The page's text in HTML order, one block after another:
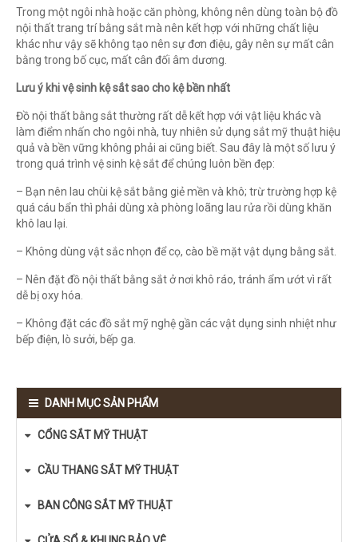
DANH MỤC SẢN PHẨM
CỔNG SẮT MỸ THUẬT
CẦU THANG SẮT MỸ THUẬT
BAN CÔNG SẮT MỸ THUẬT
Trong một ngôi nhà hoặc căn phòng, không nên dùng toàn bộ đồ
nội thất trang trí bằng sắt mà nên kết hợp với những chất liệu
khác như vậy sẽ không tạo nên sự đơn điệu, gây nên sự mất cân
bằng trong bố cục, mất cân đối âm dương.
Lưu ý khi vệ sinh kệ sắt sao cho kệ bền nhất
Đồ nội thất bằng sắt thường rất dễ kết hợp với vật liệu khác và
làm điểm nhấn cho ngôi nhà, tuy nhiên sử dụng sắt mỹ thuật hiệu
quả và bền vững không phải ai cũng biết. Sau đây là một số lưu ý
trong quá trình vệ sinh kệ sắt để chúng luôn bền đẹp:
– Bạn nên lau chùi kệ sắt bằng giẻ mền và khô; trừ trường hợp kệ
quá cáu bẩn thì phải dùng xà phòng loãng lau rửa rồi dùng khăn
khô lau lại.
– Không dùng vật sắc nhọn để cọ, cào bề mặt vật dụng bằng sắt.
– Nên đặt đồ nội thất bằng sắt ở nơi khô ráo, tránh ẩm ướt vì rất
dễ bị oxy hóa.
– Không đặt các đồ sắt mỹ nghệ gần các vật dụng sinh nhiệt như
bếp điện, lò sưởi, bếp ga.